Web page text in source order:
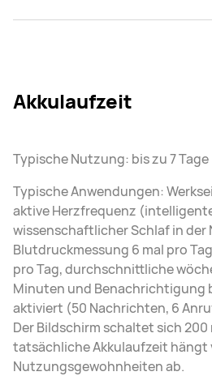
Akkulaufzeit
Typische Nutzung: bis zu 7 Tage
Typische Anwendungen:
aktive Herzfrequenz
wissenschaftlicher Schlaf in der
Blutdruckmessung 6 mal pro
pro Tag, durchschnittliche
Minuten und Benachrichtigung
aktiviert (50 Nachrichten, 6
Der Bildschirm schaltet sich 200
tatsächliche Akkulaufzeit hängt
Nutzungsgewohnheiten ab.